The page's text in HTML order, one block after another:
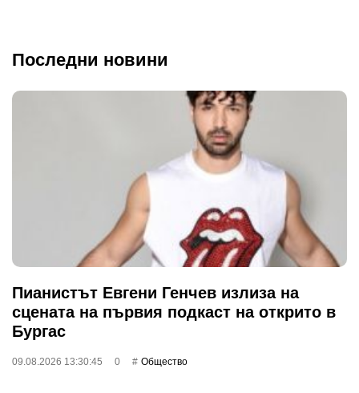
Последни новини
Пианистът Евгени Генчев излиза на
сцената на първия подкаст на открито в
Бургас
09.08.2026 13:30:45 0 Общество